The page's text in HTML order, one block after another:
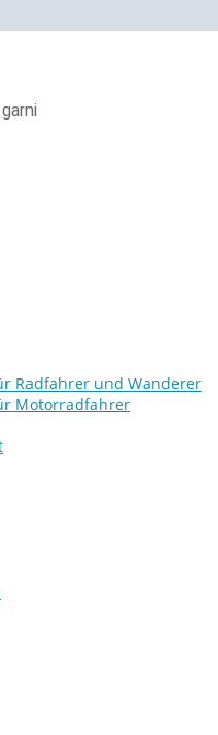
garni
Radfahrer und Wanderer
Motorradfahrer